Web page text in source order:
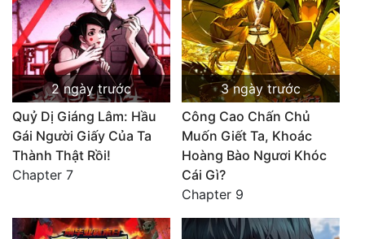
2 ngày trước
Quỷ Dị Giáng Lâm: Hầu
Gái Người Giấy Của Ta
Thành Thật Rồi!
Chapter 7
3 ngày trước
Công Cao Chấn Chủ
Muốn Giết Ta, Khoác
Hoàng Bào Ngươi Khóc
Cái Gì?
Chapter 9